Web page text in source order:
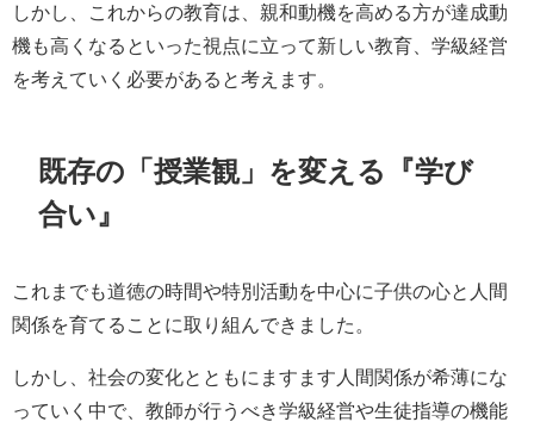
しかし、これからの教育は、親和動機を高める方が達成動
機も高くなるといった視点に立って新しい教育、学級経営
を考えていく必要があると考えます。
既存の「授業観」を変える『学び
合い』
これまでも道徳の時間や特別活動を中心に子供の心と人間
関係を育てることに取り組んできました。
しかし、社会の変化とともにますます人間関係が希薄にな
っていく中で、教師が行うべき学級経営や生徒指導の機能